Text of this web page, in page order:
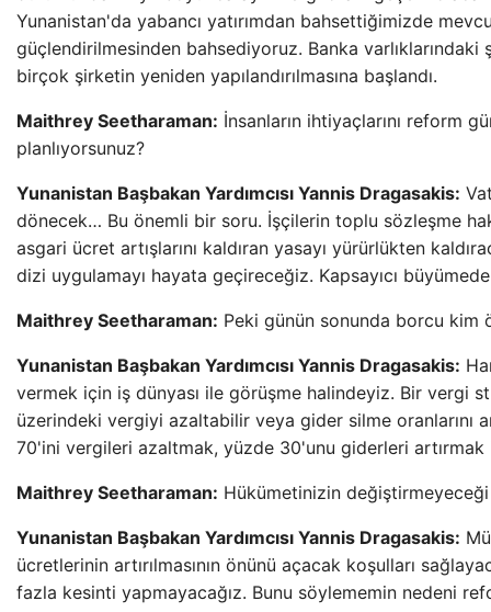
Yunanistan'da yabancı yatırımdan bahsettiğimizde
güçlendirilmesinden bahsediyoruz. Banka varlıklarındaki
birçok şirketin yeniden yapılandırılmasına başlandı.
Maithrey Seetharaman: İnsanların ihtiyaçlarını reform
planlıyorsunuz?
Yunanistan Başbakan Yardımcısı Yannis Dragasakis:
dönecek… Bu önemli bir soru. İşçilerin toplu sözleşme
asgari ücret artışlarını kaldıran yasayı yürürlükten
dizi uygulamayı hayata geçireceğiz. Kapsayıcı
Maithrey Seetharaman: Peki günün sonunda borcu kim
Yunanistan Başbakan Yardımcısı Yannis Dragasakis:
vermek için iş dünyası ile görüşme halindeyiz. Bir vergi
üzerindeki vergiyi azaltabilir veya gider silme oranlarını
70'ini vergileri azaltmak, yüzde 30'unu giderleri
Maithrey Seetharaman: Hükümetinizin
Yunanistan Başbakan Yardımcısı Yannis Dragasakis:
ücretlerinin artırılmasının önünü açacak koşulları
fazla kesinti yapmayacağız. Bunu söylememin nedeni